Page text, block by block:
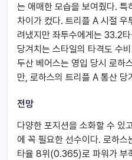
는 애매한 모습을 보여줬다. 특
차이가 컸다. 트리플 A 시절 우
려냈지만 좌투수에게는 33.2
당겨치는 스타일의 타격도 수
두산 베어스는 영입 당시 로하
만, 로하스의 트리플 A 통산
전망
다양한 포지션을 소화할 수 있
에 꼭 필요한 선수이다. 로하
타율 8위(0.365)로 파워가 부